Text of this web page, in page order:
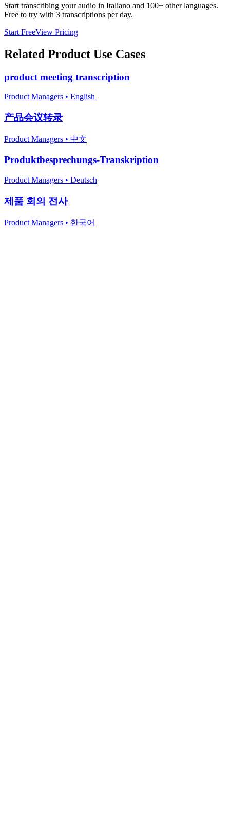
Start transcribing your audio in Italiano and 100+ other languages.
Free to try with 3 transcriptions per day.
Start FreeView Pricing
Related Product Use Cases
product meeting transcription
Product Managers • English
产品会议转录
Product Managers • 中文
Produktbesprechungs-Transkription
Product Managers • Deutsch
제품 회의 전사
Product Managers • 한국어